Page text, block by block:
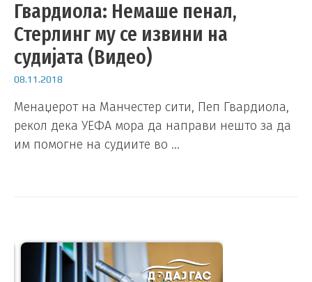
Гвардиола: Немаше пенал,
Стерлинг му се извини на
судијата (Видео)
08.11.2018
Менаџерот на Манчестер сити, Пеп Гвардиола,
рекол дека УЕФА мора да направи нешто за да
им помогне на судиите во …